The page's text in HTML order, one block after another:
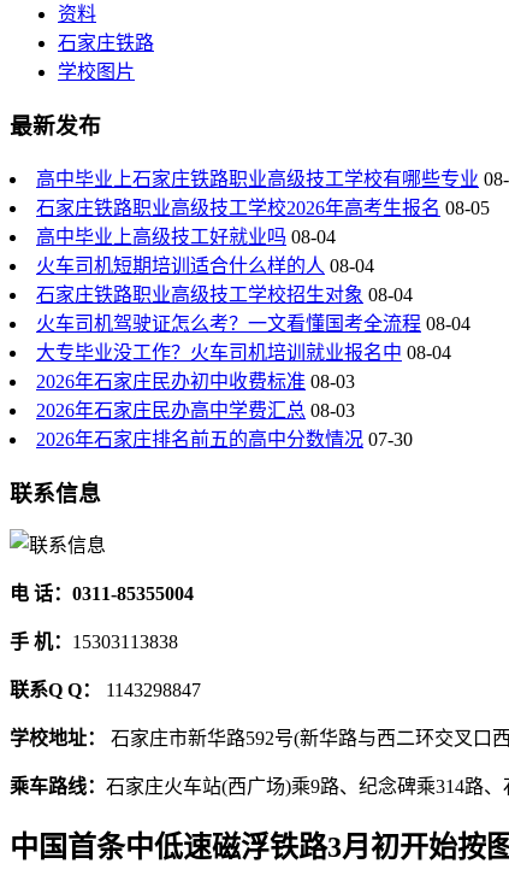
资料
石家庄铁路
学校图片
最新发布
高中毕业上石家庄铁路职业高级技工学校有哪些专业
石家庄铁路职业高级技工学校2026年高考生报名 08-05
高中毕业上高级技工好就业吗 08-04
火车司机短期培训适合什么样的人 08-04
石家庄铁路职业高级技工学校招生对象 08-04
火车司机驾驶证怎么考？一文看懂国考全流程 08-04
大专毕业没工作？火车司机培训就业报名中 08-04
2026年石家庄民办初中收费标准 08-03
2026年石家庄民办高中学费汇总 08-03
2026年石家庄排名前五的高中分数情况 07-30
联系信息
电 话：0311-85355004
手 机： 15303113838
联系Q Q： 1143298847
学校地址： 石家庄市新华路592号(新华路与西二环交叉口西
乘车路线： 石家庄火车站(西广场)乘9路、纪念碑乘314路
中国首条中低速磁浮铁路3月初开始按